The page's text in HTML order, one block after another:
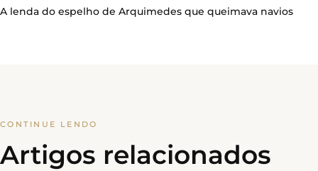
A lenda do espelho de Arquimedes que queimava navios
CONTINUE LENDO
Artigos relacionados